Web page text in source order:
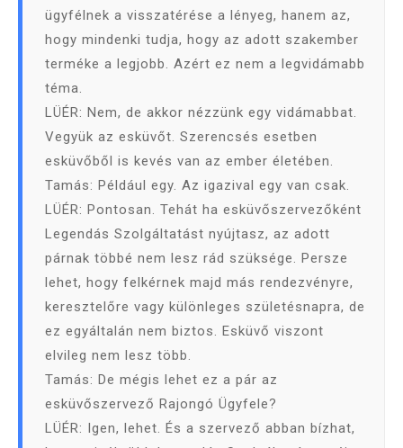
ügyfélnek a visszatérése a lényeg, hanem az,
hogy mindenki tudja, hogy az adott szakember
terméke a legjobb. Azért ez nem a legvidámabb
téma.
LÜÉR: Nem, de akkor nézzünk egy vidámabbat.
Vegyük az esküvőt. Szerencsés esetben
esküvőből is kevés van az ember életében.
Tamás: Például egy. Az igazival egy van csak.
LÜÉR: Pontosan. Tehát ha esküvőszervezőként
Legendás Szolgáltatást nyújtasz, az adott
párnak többé nem lesz rád szüksége. Persze
lehet, hogy felkérnek majd más rendezvényre,
keresztelőre vagy különleges születésnapra, de
ez egyáltalán nem biztos. Esküvő viszont
elvileg nem lesz több.
Tamás: De mégis lehet ez a pár az
esküvőszervező Rajongó Ügyfele?
LÜÉR: Igen, lehet. És a szervező abban bízhat,